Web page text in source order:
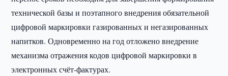
технической базы и поэтапного внедрения обязательной
цифровой маркировки газированных и негазированных
напитков. Одновременно на год отложено внедрение
механизма отражения кодов цифровой маркировки в
электронных счёт-фактурах.